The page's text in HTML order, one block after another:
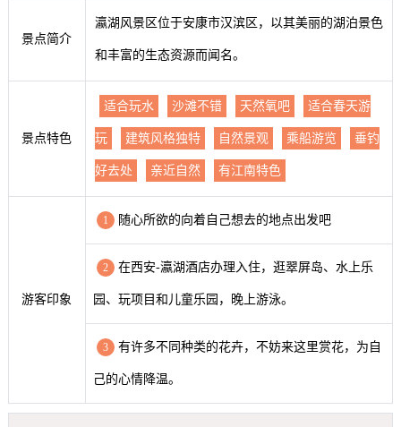
景点简介
瀛湖风景区位于安康市汉滨区，以其美丽的湖泊景色
和丰富的生态资源而闻名。
景点特色
适合玩水 沙滩不错 天然氧吧 适合春天游
玩 建筑风格独特 自然景观 乘船游览 垂钓
好去处 亲近自然 有江南特色
游客印象
1 随心所欲的向着自己想去的地点出发吧
2 在西安-瀛湖酒店办理入住，逛翠屏岛、水上乐
园、玩项目和儿童乐园，晚上游泳。
3 有许多不同种类的花卉，不妨来这里赏花，为自
己的心情降温。